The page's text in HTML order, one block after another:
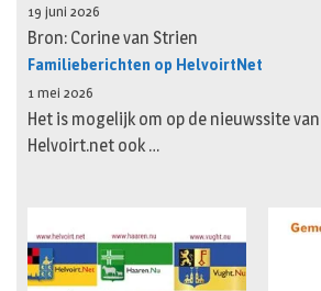
19 juni 2026
Bron: Corine van Strien
Familieberichten op HelvoirtNet
1 mei 2026
Het is mogelijk om op de nieuwssite van
Helvoirt.net ook …